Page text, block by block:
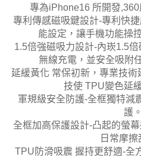
專為iPhone16 所開發
專利傳感磁吸鍵設計-專利快
能設定，讓手機功能操
1.5倍強磁吸力設計-內崁1.5
無線充電，並安全吸附
延緩黃化 常保初新，專業技
技使 TPU變色延
軍規級安全防護-全框獨特減
護。
全框加高保護設計-凸起的螢
日常摩擦
TPU防滑吸震 握持更舒適-全